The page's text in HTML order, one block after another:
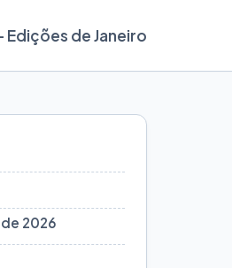
Edições de Janeiro
2026